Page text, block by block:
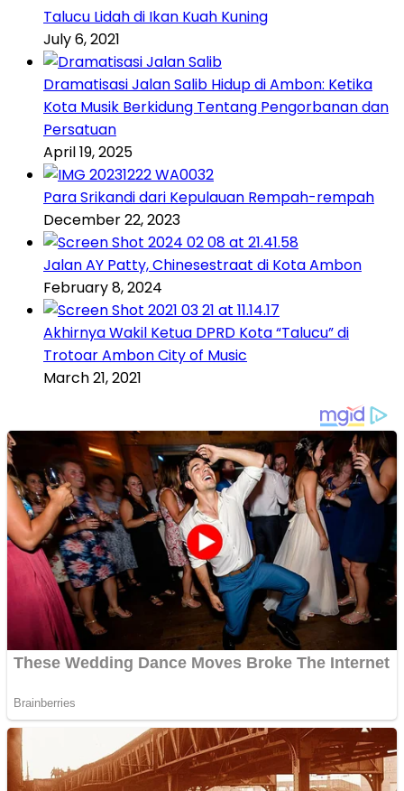
Talucu Lidah di Ikan Kuah Kuning
July 6, 2021
Dramatisasi Jalan Salib Hidup di Ambon: Ketika
Kota Musik Berkidung Tentang Pengorbanan dan
Persatuan
April 19, 2025
Para Srikandi dari Kepulauan Rempah-rempah
December 22, 2023
Jalan AY Patty, Chinesestraat di Kota Ambon
February 8, 2024
Akhirnya Wakil Ketua DPRD Kota “Talucu” di
Trotoar Ambon City of Music
March 21, 2021